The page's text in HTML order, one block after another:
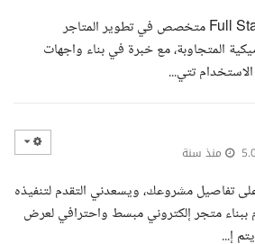
السلام عليكم، أنا مطور Full Stack متخصص في تطوير المتاجر
المتجاوبة، مع خبرة في بناء واجهات
تتي...
منذ سنة
تفاصيل مشروعك، ويسعدني التقدم لتنفيذه
ببناء متجر إلكتروني مبسط واحترافي لعرض
إ...